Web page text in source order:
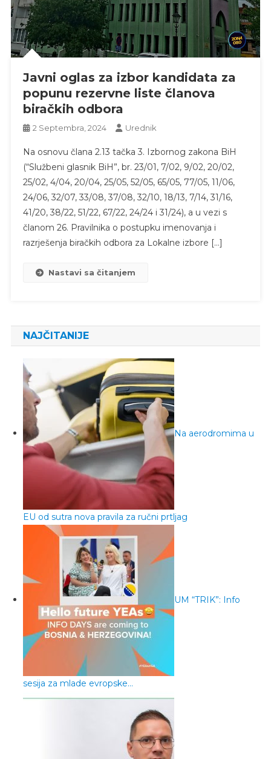
Javni oglas za izbor kandidata za
popunu rezervne liste članova
biračkih odbora
2 Septembra, 2024 Urednik
Na osnovu člana 2.13 tačka 3. Izbornog zakona BiH
(“Službeni glasnik BiH”, br. 23/01, 7/02, 9/02, 20/02,
25/02, 4/04, 20/04, 25/05, 52/05, 65/05, 77/05, 11/06,
24/06, 32/07, 33/08, 37/08, 32/10, 18/13, 7/14, 31/16,
41/20, 38/22, 51/22, 67/22, 24/24 i 31/24), a u vezi s
članom 26. Pravilnika o postupku imenovanja i
razrješenja biračkih odbora za Lokalne izbore […]
Nastavi sa čitanjem
NAJČITANIJE
Na aerodromima u
EU od sutra nova pravila za ručni prtljag
UM “TRIK”: Info
sesija za mlade evropske…